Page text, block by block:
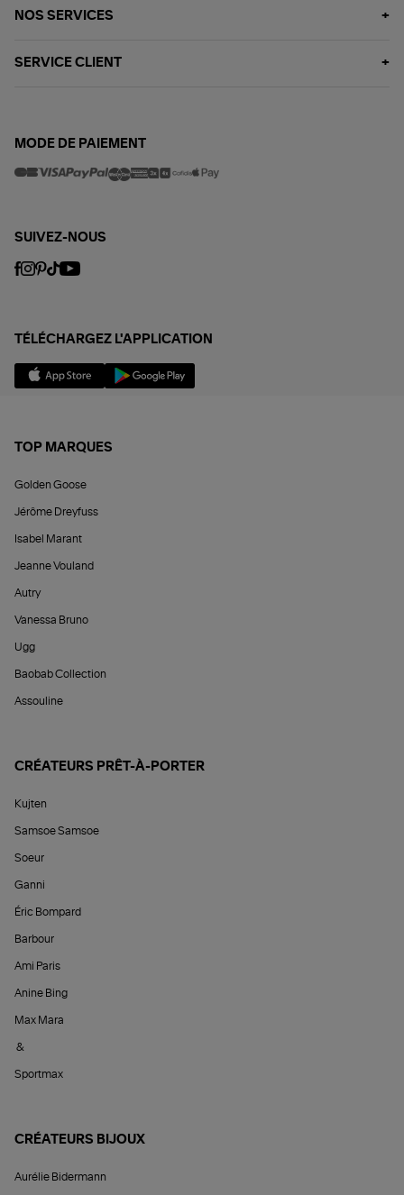
NOS SERVICES
SERVICE CLIENT
MODE DE PAIEMENT
SUIVEZ-NOUS
TÉLÉCHARGEZ L'APPLICATION
TOP MARQUES
Golden Goose
Jérôme Dreyfuss
Isabel Marant
Jeanne Vouland
Autry
Vanessa Bruno
Ugg
Baobab Collection
Assouline
CRÉATEURS PRÊT-À-PORTER
Kujten
Samsoe Samsoe
Soeur
Ganni
Éric Bompard
Barbour
Ami Paris
Anine Bing
Max Mara
&
Sportmax
CRÉATEURS BIJOUX
Aurélie Bidermann